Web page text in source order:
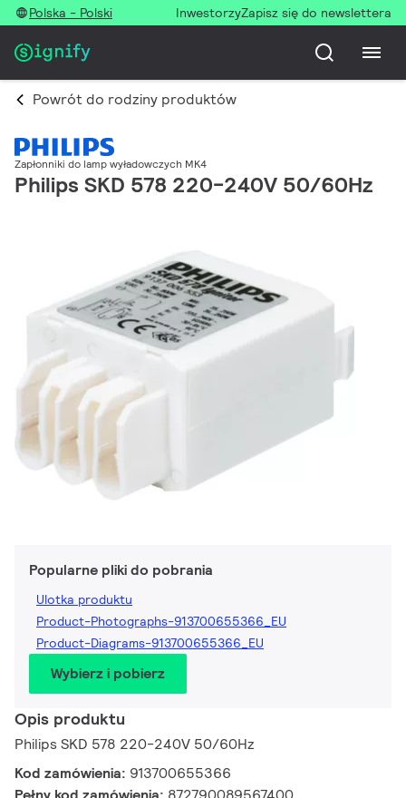
Polska - Polski InwestorzyZapisz się do newslettera
Powrót do rodziny produktów
Zapłonniki do lamp wyładowczych MK4
Philips SKD 578 220-240V 50/60Hz
Popularne pliki do pobrania
Ulotka produktu
Product-Photographs-913700655366_EU
Product-Diagrams-913700655366_EU
Wybierz i pobierz
Opis produktu
Philips SKD 578 220-240V 50/60Hz
Kod zamówienia: 913700655366